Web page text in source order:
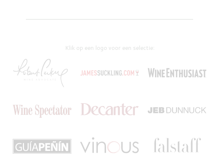
Klik op een logo voor een selectie: